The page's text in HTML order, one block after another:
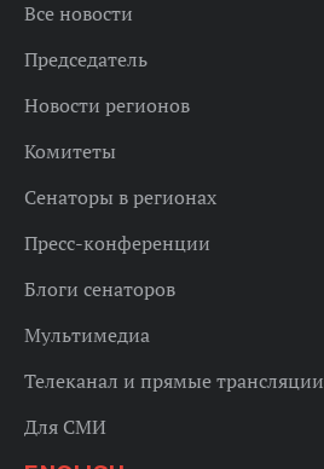
Все новости
Председатель
Новости регионов
Комитеты
Сенаторы в регионах
Пресс-конференции
Блоги сенаторов
Мультимедиа
Телеканал и прямые трансляции
Для СМИ